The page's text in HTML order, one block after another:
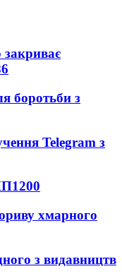
закриває
боротьби з
Telegram з
1200
хмарного
з видавництв